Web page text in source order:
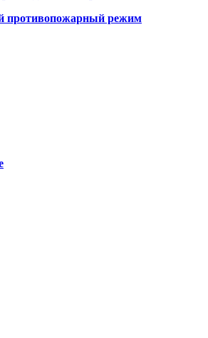
противопожарный режим